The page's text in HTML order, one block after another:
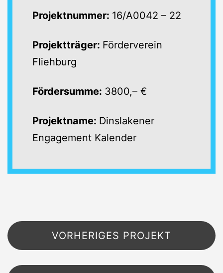
Projektnummer: 16/A0042 – 22
Projektträger: Förderverein
Fliehburg
Fördersumme: 3800,– €
Projektname: Dinslakener
Engagement Kalender
Beitragsnavigation
VORHERIGES PROJEKT